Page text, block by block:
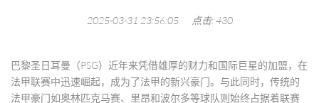
2025-03-31 23:56:05 点击: 430
巴黎圣日耳曼（PSG）近年来凭借雄厚的财力和国际巨星的加盟，在
法甲联赛中迅速崛起，成为了法甲的新兴豪门。与此同时，传统的
法甲豪门如奥林匹克马赛、里昂和波尔多等球队则始终占据着联赛